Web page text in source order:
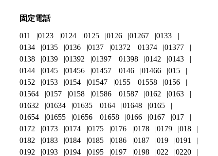
固定電話
011 0123 0124 0125 0126 01267
0133
0134
0135 0136 0137 01372 01374
01377
0138
0139 01392 01397 01398 0142
0143
0144
0145 01456 01457 0146 01466
015
0152
0153 0154 01547 0155 01558
0156
01564
0157 0158 01586 01587 0162
0163
01632
01634 01635 0164 01648
0165
01654
01655 01656 01658 0166 0167
017
0172
0173 0174 0175 0176 0178 0179
018
0182
0183 0184 0185 0186 0187 019
0191
0192
0193 0194 0195 0197 0198 022 0220